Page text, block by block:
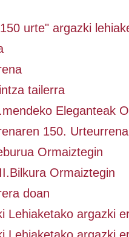
urte" argazki
tailerra
Eleganteak
150.
Ormaiztegin
Ormaiztegin
doan
Lehiaketako argazki